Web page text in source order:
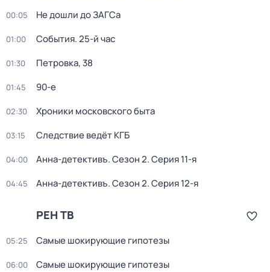
00:05 Не дошли до ЗАГСа
01:00 События. 25-й час
01:30 Петровка, 38
01:45 90-е
02:30 Хроники московского быта
03:15 Следствие ведёт КГБ
04:00 Анна-детективъ. Сезон 2. Серия 11-я
04:45 Анна-детективъ. Сезон 2. Серия 12-я
РЕН ТВ
05:25 Самые шoкиpующие гипотезы
06:00 Самые шoкиpующие гипотезы